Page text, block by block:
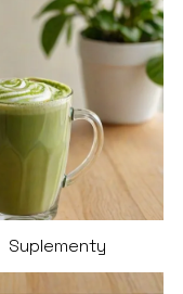
Suplementy